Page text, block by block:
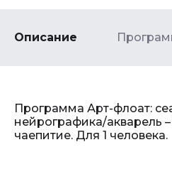
Описание
Программа Арт-флоат:
нейрографика/акварель –
чаепитие. Для 1 человека.